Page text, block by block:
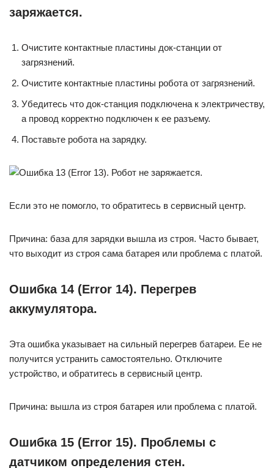
заряжается.
Очистите контактные пластины док-станции от
загрязнений.
Очистите контактные пластины робота от загрязнений.
Убедитесь что док-станция подключена к электричеству,
а провод корректно подключен к ее разъему.
Поставьте робота на зарядку.
Если это не помогло, то обратитесь в сервисный центр.
Причина: база для зарядки вышла из строя. Часто бывает,
что выходит из строя сама батарея или проблема с платой.
Ошибка 14 (Error 14). Перегрев
аккумулятора.
Эта ошибка указывает на сильный перегрев батареи. Ее не
получится устранить самостоятельно. Отключите
устройство, и обратитесь в сервисный центр.
Причина: вышла из строя батарея или проблема с платой.
Ошибка 15 (Error 15). Проблемы с
датчиком определения стен.